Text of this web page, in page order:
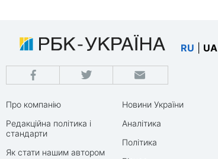
RU UA
Про компанію
Редакційна політика і
стандарти
Як стати нашим автором
Новини України
Аналітика
Політика